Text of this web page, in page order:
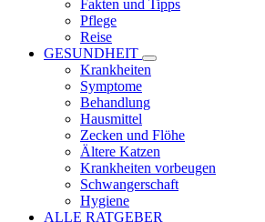
Fakten und Tipps
Pflege
Reise
GESUNDHEIT
Krankheiten
Symptome
Behandlung
Hausmittel
Zecken und Flöhe
Ältere Katzen
Krankheiten vorbeugen
Schwangerschaft
Hygiene
ALLE RATGEBER